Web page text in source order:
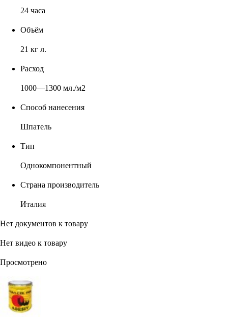
24 часа
Объём
21 кг л.
Расход
1000—1300 мл./м2
Способ нанесения
Шпатель
Тип
Однокомпонентный
Страна производитель
Италия
Нет документов к товару
Нет видео к товару
Просмотрено